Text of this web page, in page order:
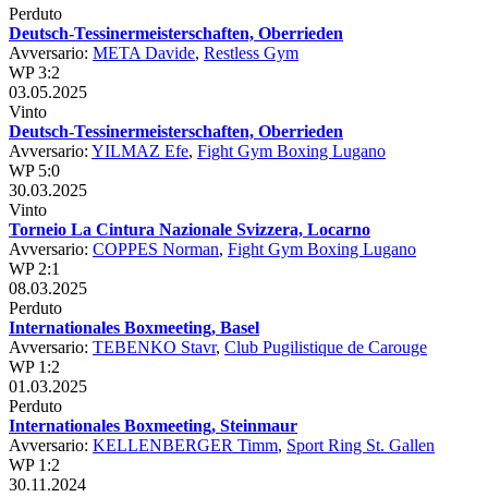
Perduto
Deutsch-Tessinermeisterschaften, Oberrieden
Avversario: META Davide, Restless Gym
WP 3:2
03.05.2025
Vinto
Deutsch-Tessinermeisterschaften, Oberrieden
Avversario: YILMAZ Efe, Fight Gym Boxing Lugano
WP 5:0
30.03.2025
Vinto
Torneio La Cintura Nazionale Svizzera, Locarno
Avversario: COPPES Norman, Fight Gym Boxing Lugano
WP 2:1
08.03.2025
Perduto
Internationales Boxmeeting, Basel
Avversario: TEBENKO Stavr, Club Pugilistique de Carouge
WP 1:2
01.03.2025
Perduto
Internationales Boxmeeting, Steinmaur
Avversario: KELLENBERGER Timm, Sport Ring St. Gallen
WP 1:2
30.11.2024